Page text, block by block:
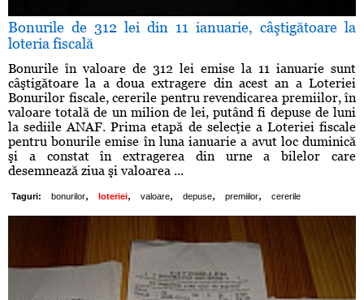
Bonurile de 312 lei din 11 ianuarie, câştigătoare la
loteria fiscală
Bonurile în valoare de 312 lei emise la 11 ianuarie sunt
câştigătoare la a doua extragere din acest an a Loteriei
Bonurilor fiscale, cererile pentru revendicarea premiilor, în
valoare totală de un milion de lei, putând fi depuse de luni
la sediile ANAF. Prima etapă de selecţie a Loteriei fiscale
pentru bonurile emise în luna ianuarie a avut loc duminică
şi a constat în extragerea din urne a bilelor care
desemnează ziua şi valoarea ...
Taguri: bonurilor, loteriei, valoare, depuse, premiilor, cererile